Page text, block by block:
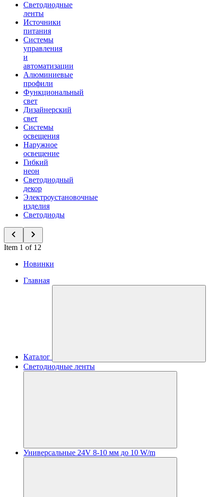
Светодиодные
ленты
Источники
питания
Системы
управления
и
автоматизации
Алюминиевые
профили
Функциональный
свет
Дизайнерский
свет
Системы
освещения
Наружное
освещение
Гибкий
неон
Светодиодный
декор
Электроустановочные
изделия
Светодиоды
Item 1 of 12
Новинки
Главная
Каталог
Светодиодные ленты
Универсальные 24V 8-10 мм до 10 W/m